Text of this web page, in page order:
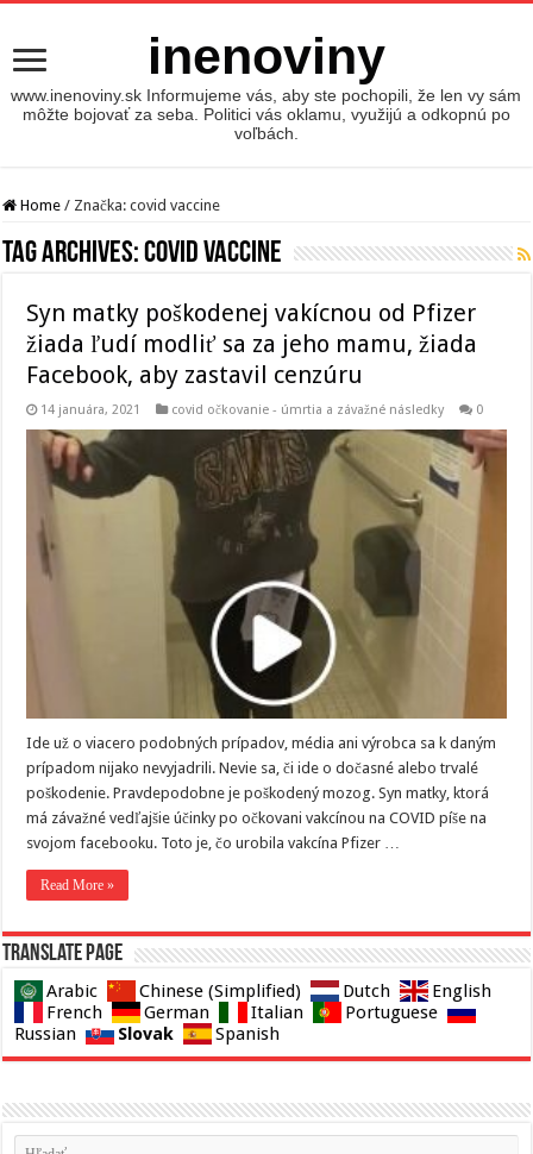
inenoviny
www.inenoviny.sk Informujeme vás, aby ste pochopili, že len vy sám
môžte bojovať za seba. Politici vás oklamu, využijú a odkopnú po
voľbách.
Home / Značka:covid vaccine
Tag Archives:covid vaccine
Syn matky poškodenej vakícnou od Pfizer
žiada ľudí modliť sa za jeho mamu, žiada
Facebook, aby zastavil cenzúru
14 januára, 2021 covid očkovanie - úmrtia a závažné následky 0
Ide už o viacero podobných prípadov, média ani výrobca sa k daným
prípadom nijako nevyjadrili. Nevie sa, či ide o dočasné alebo trvalé
poškodenie. Pravdepodobne je poškodený mozog. Syn matky, ktorá
má závažné vedľajšie účinky po očkovani vakcínou na COVID píše na
svojom facebooku. Toto je, čo urobila vakcína Pfizer …
Read More »
Translate page
Arabic Chinese (Simplified) Dutch
English
French
German Italian
Portuguese
Russian
Slovak Spanish